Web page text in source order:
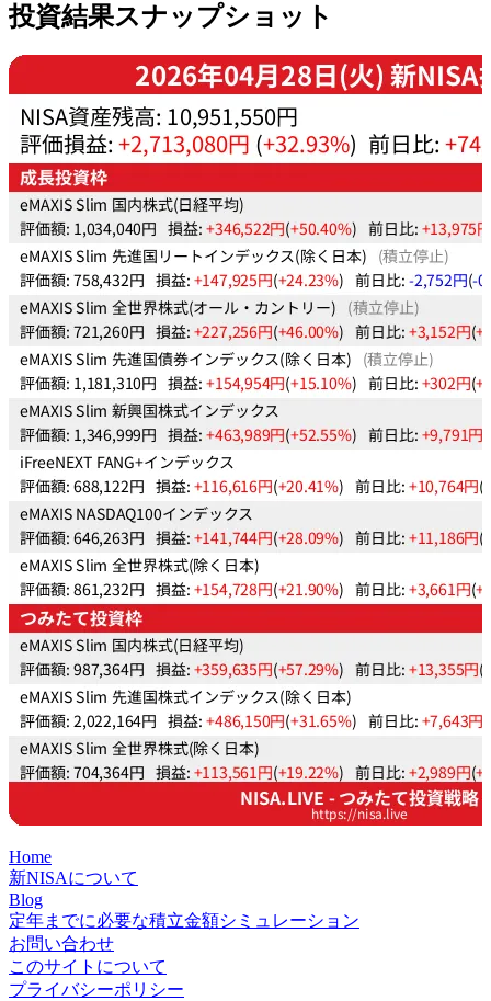
投資結果スナップショット
Home
新NISAについて
Blog
定年までに必要な積立金額シミュレーション
お問い合わせ
このサイトについて
プライバシーポリシー